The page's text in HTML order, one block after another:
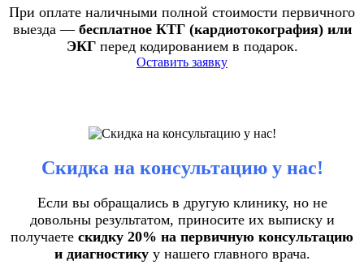
При оплате наличными полной стоимости первичного
выезда — бесплатное КТГ (кардиотокография) или
ЭКГперед кодированием в подарок.
Оставить заявку
Скидка на консультацию у нас!
Если вы обращались в другую клинику, но не
довольны результатом, приносите их выписку и
получаете скидку 20% на первичную консультацию
и диагностикуу нашего главного врача.